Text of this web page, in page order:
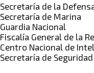
Secretaría de la
Secretaría de Marina
Guardia Nacional
Fiscalía General de la
Centro Nacional de
Secretaría de